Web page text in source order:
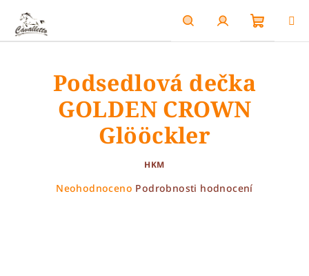
obsah
HledatPřihlášení
Podsedlová dečka
GOLDEN CROWN
Glööckler
HKM
Průměrné
Neohodnoceno Podrobnosti hodnocení